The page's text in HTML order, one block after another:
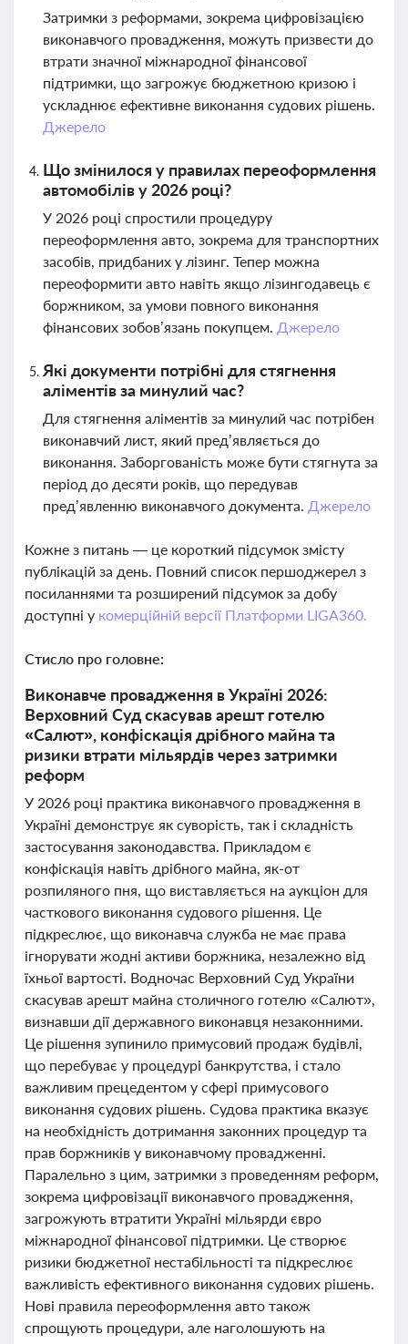
Затримки з реформами, зокрема цифровізацією
виконавчого провадження, можуть призвести до
втрати значної міжнародної фінансової
підтримки, що загрожує бюджетною кризою і
ускладнює ефективне виконання судових рішень.
Джерело
Що змінилося у правилах переоформлення
автомобілів у 2026 році?
У 2026 році спростили процедуру
переоформлення авто, зокрема для транспортних
засобів, придбаних у лізинг. Тепер можна
переоформити авто навіть якщо лізингодавець є
боржником, за умови повного виконання
фінансових зобов’язань покупцем. Джерело
Які документи потрібні для стягнення
аліментів за минулий час?
Для стягнення аліментів за минулий час потрібен
виконавчий лист, який пред’являється до
виконання. Заборгованість може бути стягнута за
період до десяти років, що передував
пред’явленню виконавчого документа. Джерело
Кожне з питань — це короткий підсумок змісту
публікацій за день. Повний список першоджерел з
посиланнями та розширений підсумок за добу
доступні у комерційній версії Платформи LIGA360.
Стисло про головне:
Виконавче провадження в Україні 2026:
Верховний Суд скасував арешт готелю
«Салют», конфіскація дрібного майна та
ризики втрати мільярдів через затримки
реформ
У 2026 році практика виконавчого провадження в
Україні демонструє як суворість, так і складність
застосування законодавства. Прикладом є
конфіскація навіть дрібного майна, як-от
розпиляного пня, що виставляється на аукціон для
часткового виконання судового рішення. Це
підкреслює, що виконавча служба не має права
ігнорувати жодні активи боржника, незалежно від
їхньої вартості. Водночас Верховний Суд України
скасував арешт майна столичного готелю «Салют»,
визнавши дії державного виконавця незаконними.
Це рішення зупинило примусовий продаж будівлі,
що перебуває у процедурі банкрутства, і стало
важливим прецедентом у сфері примусового
виконання судових рішень. Судова практика вказує
на необхідність дотримання законних процедур та
прав боржників у виконавчому провадженні.
Паралельно з цим, затримки з проведенням реформ,
зокрема цифровізації виконавчого провадження,
загрожують втратити Україні мільярди євро
міжнародної фінансової підтримки. Це створює
ризики бюджетної нестабільності та підкреслює
важливість ефективного виконання судових рішень.
Нові правила переоформлення авто також
спрощують процедури, але наголошують на